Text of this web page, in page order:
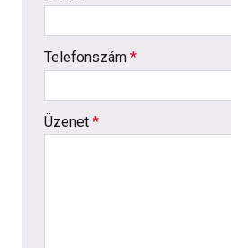
-
Telefonszám *
Üzenet *